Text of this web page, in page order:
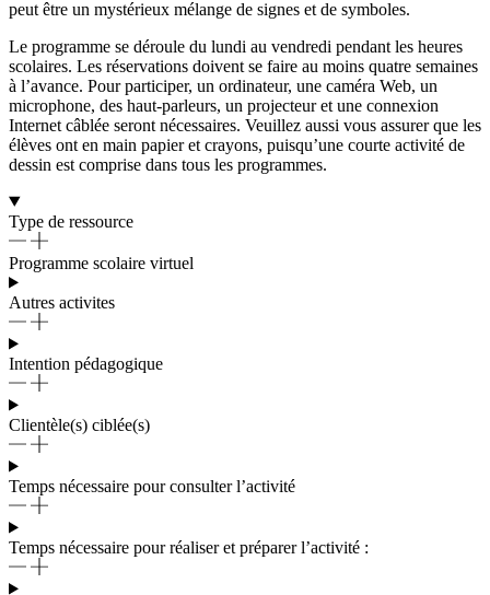
peut être un mystérieux mélange de signes et de symboles.
Le programme se déroule du lundi au vendredi pendant les heures
scolaires. Les réservations doivent se faire au moins quatre semaines
à l’avance. Pour participer, un ordinateur, une caméra Web, un
microphone, des haut-parleurs, un projecteur et une connexion
Internet câblée seront nécessaires. Veuillez aussi vous assurer que les
élèves ont en main papier et crayons, puisqu’une courte activité de
dessin est comprise dans tous les programmes.
Type de ressource
Programme scolaire virtuel
Autres activites
Intention pédagogique
Clientèle(s) ciblée(s)
Temps nécessaire pour consulter l’activité
Temps nécessaire pour réaliser et préparer l’activité :